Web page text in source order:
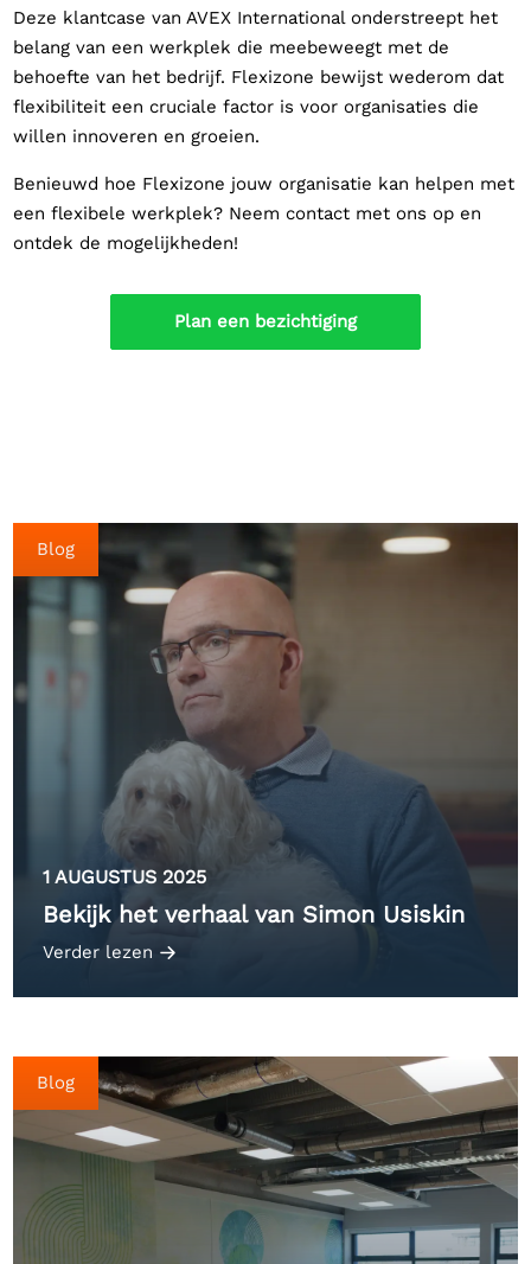
Deze klantcase van AVEX International onderstreept het
belang van een werkplek die meebeweegt met de
behoefte van het bedrijf. Flexizone bewijst wederom dat
flexibiliteit een cruciale factor is voor organisaties die
willen innoveren en groeien.
Benieuwd hoe Flexizone jouw organisatie kan helpen met
een flexibele werkplek? Neem contact met ons op en
ontdek de mogelijkheden!
Plan een bezichtiging
Blog
1 AUGUSTUS 2025
Bekijk het verhaal van Simon Usiskin
Verder lezen
Blog